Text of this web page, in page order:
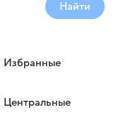
Найти
Избранные
Центральные